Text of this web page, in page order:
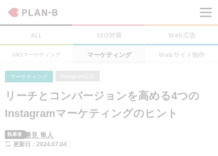
ALL SEO対策 Web広告
SNSマーケティング マーケティング Webサイト制作
マーケティング
リーチとコンバージョンを高める4つの
Instagramマーケティングのヒント
執筆者 勝見 隼人
更新日：2024.07.04